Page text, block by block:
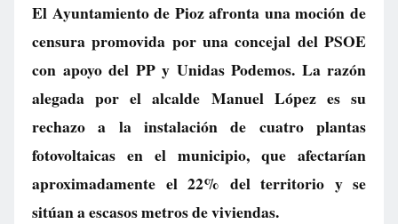
El Ayuntamiento de Pioz afronta una moción de
censura promovida por una concejal del PSOE
con apoyo del PP y Unidas Podemos. La razón
alegada por el alcalde Manuel López es su
rechazo a la instalación de cuatro plantas
fotovoltaicas en el municipio, que afectarían
aproximadamente el 22% del territorio y se
sitúan a escasos metros de viviendas.